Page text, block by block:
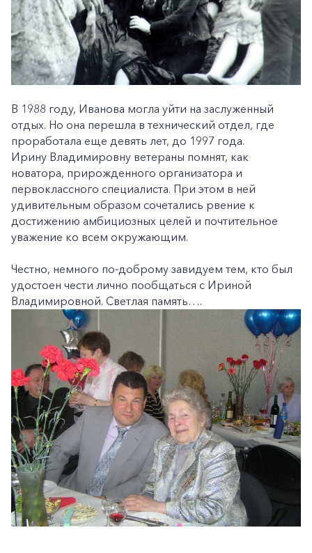
+7-800-700-24-57
Частным клиентам
Корпоративным клиентам
В 1988 году, Иванова могла уйти на заслуженный
отдых. Но она перешла в технический отдел, где
проработала еще девять лет, до 1997 года.
Ирину Владимировну ветераны помнят, как
новатора, прирожденного организатора и
первоклассного специалиста. При этом в ней
удивительным образом сочетались рвение к
достижению амбициозных целей и почтительное
уважение ко всем окружающим.
Честно, немного по-доброму завидуем тем, кто был
удостоен чести лично пообщаться с Ириной
Владимировной. Светлая память….